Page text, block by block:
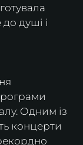
душі і
Одним із
концерти